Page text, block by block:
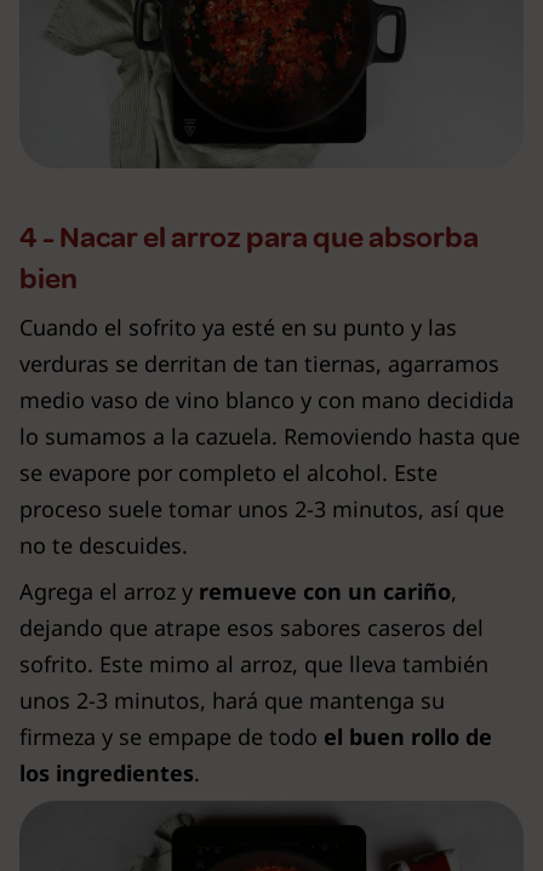
4 - Nacar el arroz para que absorba
bien
Cuando el sofrito ya esté en su punto y las
verduras se derritan de tan tiernas, agarramos
medio vaso de vino blanco y con mano decidida
lo sumamos a la cazuela. Removiendo hasta que
se evapore por completo el alcohol. Este
proceso suele tomar unos 2-3 minutos, así que
no te descuides.
Agrega el arroz y remueve con un cariño,
dejando que atrape esos sabores caseros del
sofrito. Este mimo al arroz, que lleva también
unos 2-3 minutos, hará que mantenga su
firmeza y se empape de todo el buen rollo de
los ingredientes.